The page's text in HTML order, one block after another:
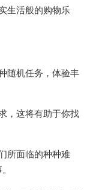
生活般的购物乐
随机任务，体验丰
，这将有助于你找
所面临的种种难